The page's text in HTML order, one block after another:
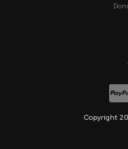
Copyright